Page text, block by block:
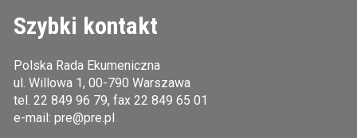
Szybki kontakt
Polska Rada Ekumeniczna
ul. Willowa 1, 00-790 Warszawa
tel. 22 849 96 79, fax 22 849 65 01
e-mail: pre@pre.pl